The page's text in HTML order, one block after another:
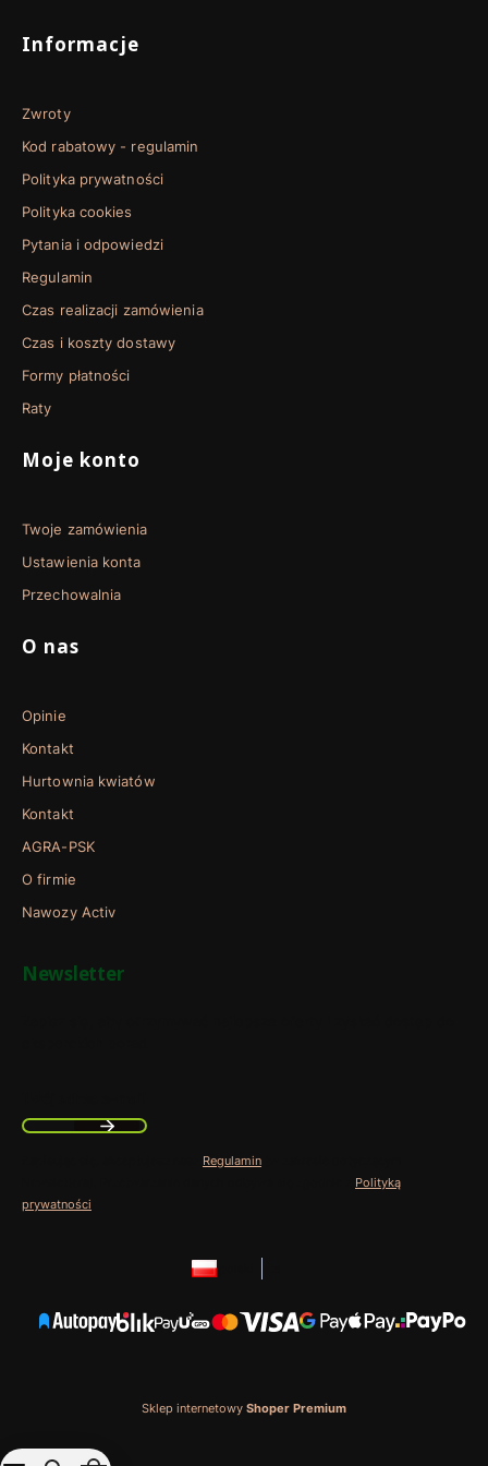
Linki w stopce
Informacje
Zwroty
Kod rabatowy - regulamin
Polityka prywatności
Polityka cookies
Pytania i odpowiedzi
Regulamin
Czas realizacji zamówienia
Czas i koszty dostawy
Formy płatności
Raty
Moje konto
Twoje zamówienia
Ustawienia konta
Przechowalnia
O nas
Opinie
Kontakt
Hurtownia kwiatów
Kontakt
AGRA-PSK
O firmie
Nawozy Activ
Newsletter
Regulamin
Polityką
prywatności
Sklep internetowy Shoper Premium